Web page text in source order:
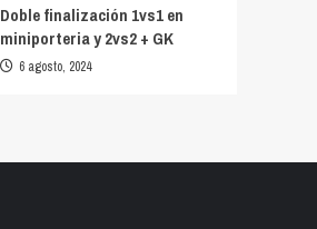
Doble finalización 1vs1 en
miniporteria y 2vs2 + GK
6 agosto, 2024